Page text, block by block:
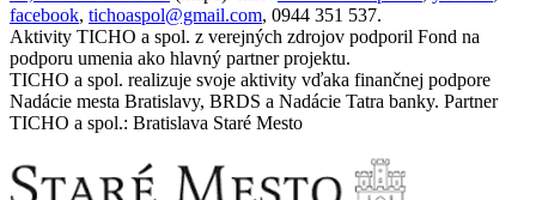
facebook, tichoaspol@gmail.com, 0944 351 537.
Aktivity TICHO a spol. z verejných zdrojov podporil Fond na
podporu umenia ako hlavný partner projektu.
TICHO a spol. realizuje svoje aktivity vďaka finančnej podpore
Nadácie mesta Bratislavy, BRDS a Nadácie Tatra banky. Partner
TICHO a spol.: Bratislava Staré Mesto